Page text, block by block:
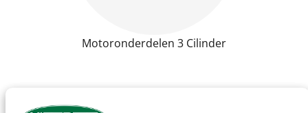
Motoronderdelen 3 Cilinder